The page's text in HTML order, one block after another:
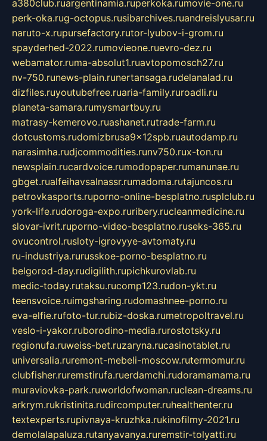
a380club.ruargentinamia.ruperkoka.rumovie-one.ru
perk-oka.rug-octopus.rusibarchives.ruandreislyusar.ru
naruto-x.rupursefactory.rutor-lyubov-i-grom.ru
spayderhed-2022.rumovieone.ruevro-dez.ru
webamator.ruma-absolut1.ruavtopomosch27.ru
nv-750.runews-plain.runertansaga.rudelanalad.ru
dizfiles.ruyoutubefree.ruaria-family.ruroadli.ru
planeta-samara.rumysmartbuy.ru
matrasy-kemerovo.ruashanet.rutrade-farm.ru
dotcustoms.rudomizbrusa9x12spb.ruautodamp.ru
narasimha.rudjcommodities.runv750.rux-ton.ru
newsplain.rucardvoice.rumodopaper.rumanunae.ru
gbget.rualfeihavsalnassr.rumadoma.rutajuncos.ru
petrovkasports.ruporno-online-besplatno.rusplclub.ru
york-life.rudoroga-expo.ruribery.rucleanmedicine.ru
slovar-ivrit.ruporno-video-besplatno.ruseks-365.ru
ovucontrol.rusloty-igrovyye-avtomaty.ru
ru-industriya.rurusskoe-porno-besplatno.ru
belgorod-day.rudigilith.rupichkurovlab.ru
medic-today.rutaksu.rucomp123.rudon-ykt.ru
teensvoice.ruimgsharing.rudomashnee-porno.ru
eva-elfie.rufoto-tur.rubiz-doska.rumetropoltravel.ru
veslo-i-yakor.ruborodino-media.rurostotsky.ru
regionufa.ruweiss-bet.ruzaryna.rucasinotablet.ru
universalia.ruremont-mebeli-moscow.rutermomur.ru
clubfisher.ruremstirufa.ruerdamchi.rudoramamama.ru
muraviovka-park.ruworldofwoman.ruclean-dreams.ru
arkrym.rukristinita.rudircomputer.ruhealthenter.ru
textexperts.rupivnaya-kruzhka.rukinofilmy-2021.ru
demolalapaluza.rutanyavanya.ruremstir-tolyatti.ru